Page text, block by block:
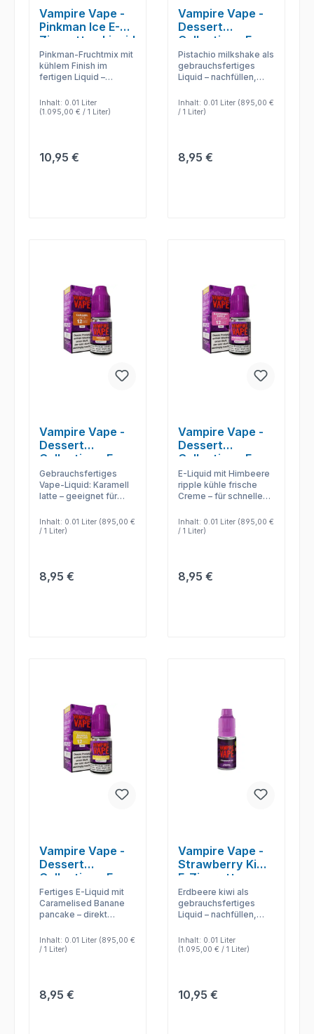
Vampire Vape -
Pinkman Ice E-
Zigaretten Liquid
Pinkman-Fruchtmix mit
kühlem Finish im
fertigen Liquid –
kompatible
Verdampfer und
Inhalt: 0.01 Liter
(1.095,00 € / 1 Liter)
Regulärer Preis:
10,95 €
Vampire Vape -
Dessert
Collection - E-
Zigaretten Liquid
- Pistachio
Milkshake
Pistachio milkshake als
gebrauchsfertiges
Liquid – nachfüllen,
Geschmack ohne
Mischen nutzen.
Inhalt: 0.01 Liter (895,00 €
/ 1 Liter)
Regulärer Preis:
8,95 €
Vampire Vape -
Dessert
Collection - E-
Zigaretten Liquid
- Caramel Latte
Gebrauchsfertiges
Vape-Liquid: Karamell
latte – geeignet für
direkt starten möchten.
Inhalt: 0.01 Liter (895,00 €
/ 1 Liter)
Regulärer Preis:
8,95 €
Vampire Vape -
Dessert
Collection - E-
Zigaretten Liquid
- Raspberry
Ripple Ice Cream
E-Liquid mit Himbeere
ripple kühle frische
Creme – für schnelle
Geschmacksabgabe
und einfache
Inhalt: 0.01 Liter (895,00 €
/ 1 Liter)
Regulärer Preis:
8,95 €
Vampire Vape -
Dessert
Collection - E-
Zigaretten Liquid
- Caramelised
Banana Pancake
Fertiges E-Liquid mit
Caramelised Banane
pancake – direkt
passend für
kompatible E-
Inhalt: 0.01 Liter (895,00 €
/ 1 Liter)
Regulärer Preis:
8,95 €
Vampire Vape -
Strawberry Kiwi
E-Zigaretten
Liquid
Erdbeere kiwi als
gebrauchsfertiges
Liquid – nachfüllen,
Geschmack ohne
Mischen nutzen.
Inhalt: 0.01 Liter
(1.095,00 € / 1 Liter)
Regulärer Preis:
10,95 €